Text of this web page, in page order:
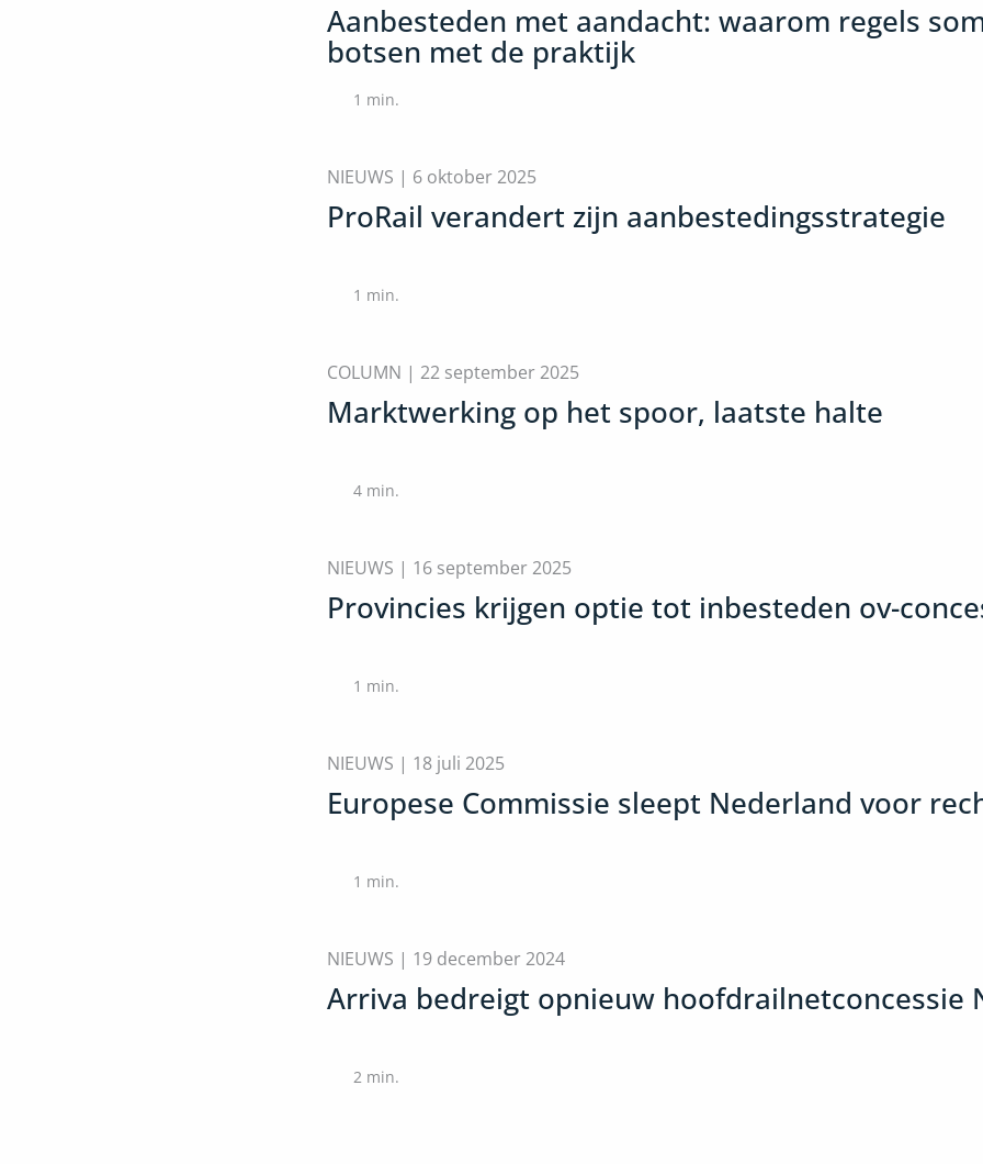
Aanbesteden met aandacht: waarom regels
botsen met de praktijk
1 min.
NIEUWS | 6 oktober 2025
ProRail verandert zijn aanbestedingsstrategie
1 min.
COLUMN | 22 september 2025
Marktwerking op het spoor, laatste halte
4min.
NIEUWS | 16 september 2025
Provincies krijgen optie tot inbesteden ov-
1 min.
NIEUWS | 18 juli 2025
Europese Commissie sleept Nederland voor
1 min.
NIEUWS | 19 december 2024
Arriva bedreigt opnieuw hoofdrailnetconcessie
2min.